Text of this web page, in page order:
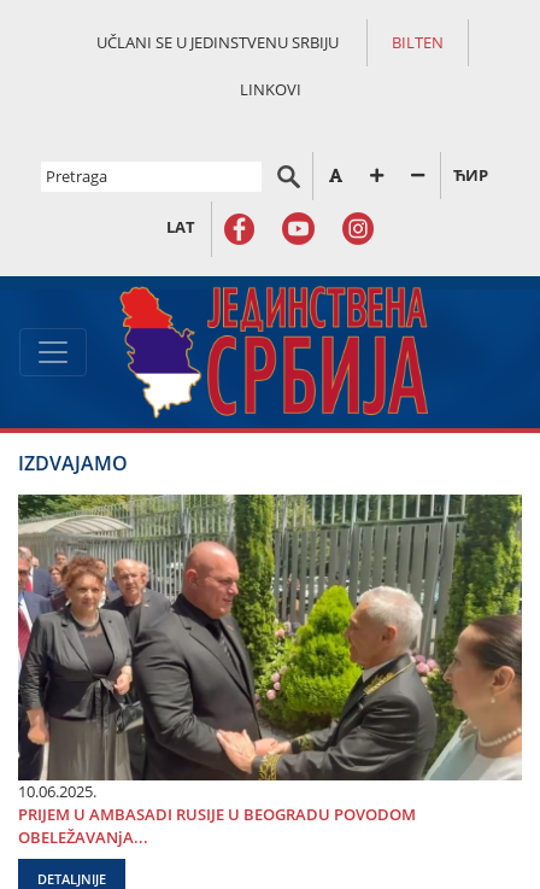
UČLANI SE U JEDINSTVENU SRBIJU BILTEN
LINKOVI
ЋИР
LAT
IZDVAJAMO
10.06.2025.
PRIЈEM U AMBASADI RUSIЈE U BEOGRADU POVODOM
OBELEŽAVANjA...
DETALJNIJE